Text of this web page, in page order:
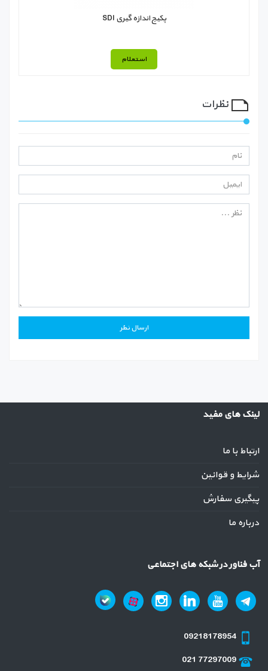
پکیج اندازه گیری SDI
استعلام
نظرات
لینک های مفید
ارتباط با ما
شرایط و قوانین
پیگیری سفارش
درباره ما
آب فناور در شبکه های اجتماعی
09218178954
021 77297009